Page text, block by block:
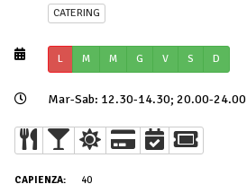
CATERING
L M M G V S D
Mar-Sab: 12.30-14.30; 20.00-24.00
CAPIENZA: 40